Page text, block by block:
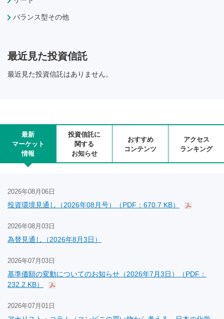
バランス型その他
最近見た投資信託
最近見た投資信託はありません。
最新
マーケット
情報
投資信託に
関する
お知らせ
おすすめ
コンテンツ
アクセス
ランキング
2026年08月06日
投資環境見通し（2026年08月号）（PDF：670.7 KB）
2026年08月03日
為替見通し（2026年8月3日）
2026年07月03日
基準価額の変動についてのお知らせ（2026年7月3日）（PDF：
232.2 KB）
2026年07月01日